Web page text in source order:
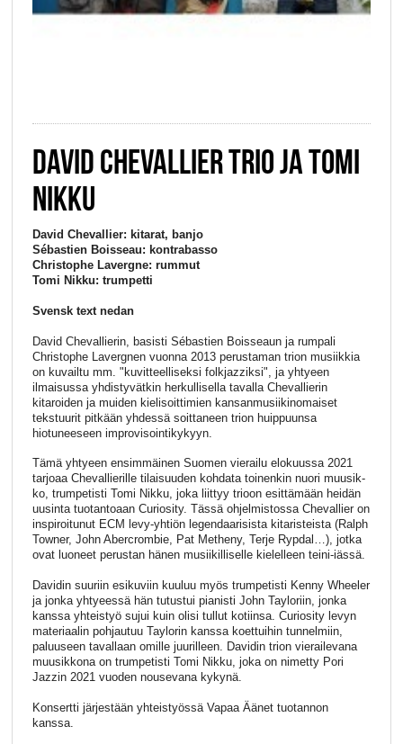
DAVID CHEVALLIER TRIO JA TOMI
NIKKU
David Chevallier: ki­tarat, banjo
Sébastien Boisseau: kontrabasso
Christophe Lavergne: rummut
Tomi Nikku: trumpetti
Svensk text nedan
David Chevallierin, basisti Sébastien Boisseaun ja rumpali
Christophe Lavergnen vuonna 2013 perustaman trion musiikkia
on kuvailtu mm. "kuvitteelliseksi folkjazziksi", ja yhtyeen
ilmaisussa yhdistyvätkin herkullisella tavalla Chevallierin
kitaroiden ja muiden kielisoittimien kansanmusiikinomaiset
tekstuurit pitkään yhdessä soittaneen trion huippuunsa
hiotuneeseen improvisointikykyyn.
Tämä yhtyeen ensimmäinen Suomen vierailu elokuussa 2021
tarjoaa Chevallierille tilaisuud­en kohdata toinenkin nuori muusik­
ko, trumpetisti Tomi Nikku, joka liittyy trioon esittä­mään heidän
uusinta tuotantoaan Cu­riosity. Tässä ohjelmistossa Chevallier on
inspiroitu­nut ECM levy-yhtiön legendaarisista kitaristeista (Ralph
Towner, John Abercrom­bie, Pat Metheny, Terje Rypdal…), jotka
ovat luoneet perustan hänen musiikilliselle kielel­leen teini-iässä.
Davidin suuriin esikuviin kuuluu myös trumpetisti Kenny Wheeler
ja jonka yhtyeessä hän tutustui pianisti John Tayloriin, jonka
kanssa yhteistyö sujui kuin olisi tullut kotiinsa. Curiosity levyn
materiaalin pohjautuu Taylorin kanssa koettuihin tunnelmiin,
paluuseen tavallaan omille juurilleen. Davidin trion vierailevana
muusikkona on trumpetisti Tomi Nikku, joka on nimetty Pori
Jazzin 2021 vuoden nousevana kykynä.
Konsertti järjestään yhteistyössä Vapaa Äänet tuotannon
kanssa.